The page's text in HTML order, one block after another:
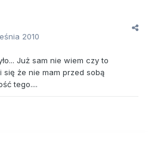
2010
Już sam nie wiem czy to
się że nie mam przed sobą
tego....